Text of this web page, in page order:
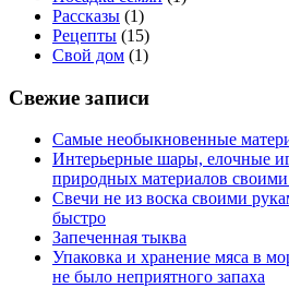
Рассказы (1)
Рецепты (15)
Свой дом (1)
Свежие записи
Самые необыкновенные
Интерьерные шары, елочные
природных материалов
Свечи не из воска своими
быстро
Запеченная тыква
Упаковка и хранение мяса в
не было неприятного запаха